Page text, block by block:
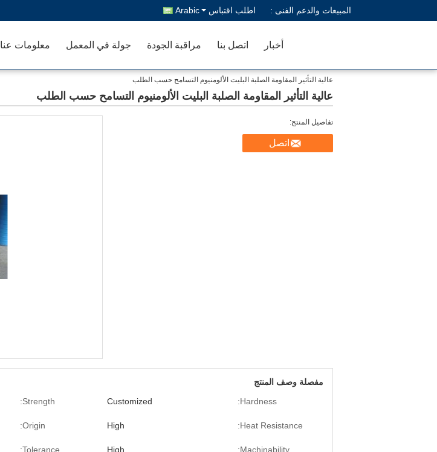
المبيعات والدعم الفنى : اطلب اقتباس Arabic
معلومات عنا جولة في المعمل مراقبة الجودة اتصل بنا أخبار
عالية التأثير المقاومة الصلبة البليت الألومنيوم التسامح حسب الطلب
عالية التأثير المقاومة الصلبة البليت الألومنيوم التسامح حسب الطلب
تفاصيل المنتج:
اتصل
مفصلة وصف المنتج
Hardness:
Customized
Strength:
Heat Resistance:
High
Origin:
Machinability:
High
Tolerance: